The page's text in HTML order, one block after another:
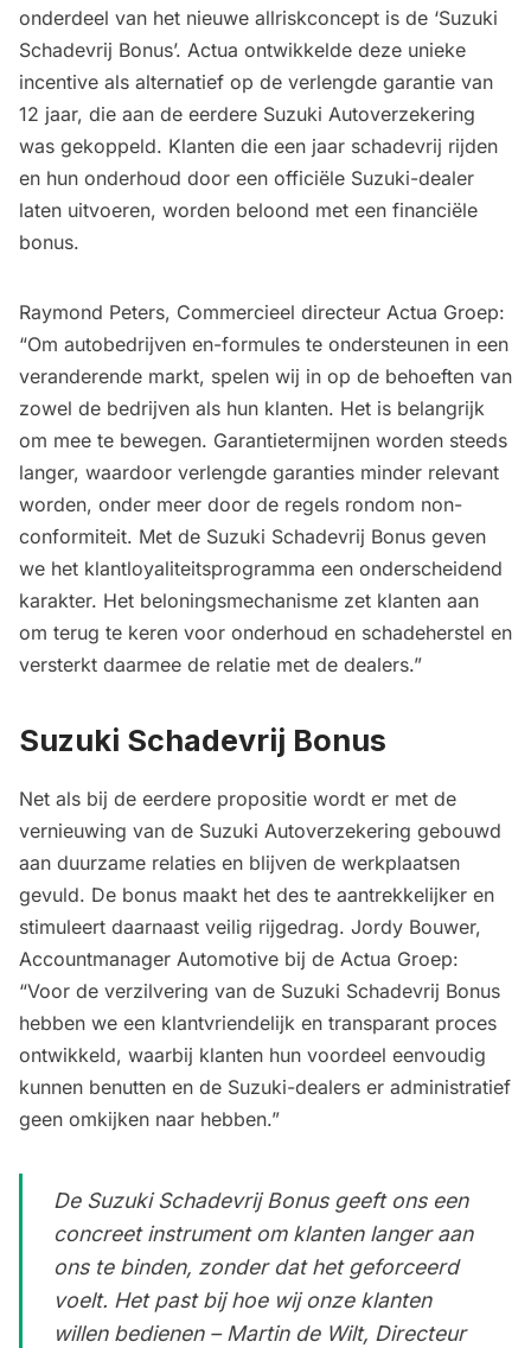
onderdeel van het nieuwe allriskconcept is de ‘Suzuki
Schadevrij Bonus’. Actua ontwikkelde deze unieke
incentive als alternatief op de verlengde garantie van
12 jaar, die aan de eerdere Suzuki Autoverzekering
was gekoppeld. Klanten die een jaar schadevrij rijden
en hun onderhoud door een officiële Suzuki-dealer
laten uitvoeren, worden beloond met een financiële
bonus.
Raymond Peters, Commercieel directeur Actua Groep:
“Om autobedrijven en-formules te ondersteunen in een
veranderende markt, spelen wij in op de behoeften van
zowel de bedrijven als hun klanten. Het is belangrijk
om mee te bewegen. Garantietermijnen worden steeds
langer, waardoor verlengde garanties minder relevant
worden, onder meer door de regels rondom non-
conformiteit. Met de Suzuki Schadevrij Bonus geven
we het klantloyaliteitsprogramma een onderscheidend
karakter. Het beloningsmechanisme zet klanten aan
om terug te keren voor onderhoud en schadeherstel en
versterkt daarmee de relatie met de dealers.”
Suzuki Schadevrij Bonus
Net als bij de eerdere propositie wordt er met de
vernieuwing van de Suzuki Autoverzekering gebouwd
aan duurzame relaties en blijven de werkplaatsen
gevuld. De bonus maakt het des te aantrekkelijker en
stimuleert daarnaast veilig rijgedrag. Jordy Bouwer,
Accountmanager Automotive bij de Actua Groep:
“Voor de verzilvering van de Suzuki Schadevrij Bonus
hebben we een klantvriendelijk en transparant proces
ontwikkeld, waarbij klanten hun voordeel eenvoudig
kunnen benutten en de Suzuki-dealers er administratief
geen omkijken naar hebben.”
De Suzuki Schadevrij Bonus geeft ons een
concreet instrument om klanten langer aan
ons te binden, zonder dat het geforceerd
voelt. Het past bij hoe wij onze klanten
willen bedienen – Martin de Wilt, Directeur